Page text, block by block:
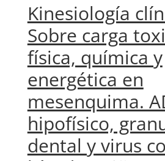
Kinesiología
Sobre carga
física, química y
energética en
mesenquima.
hipofísico,
dental y virus